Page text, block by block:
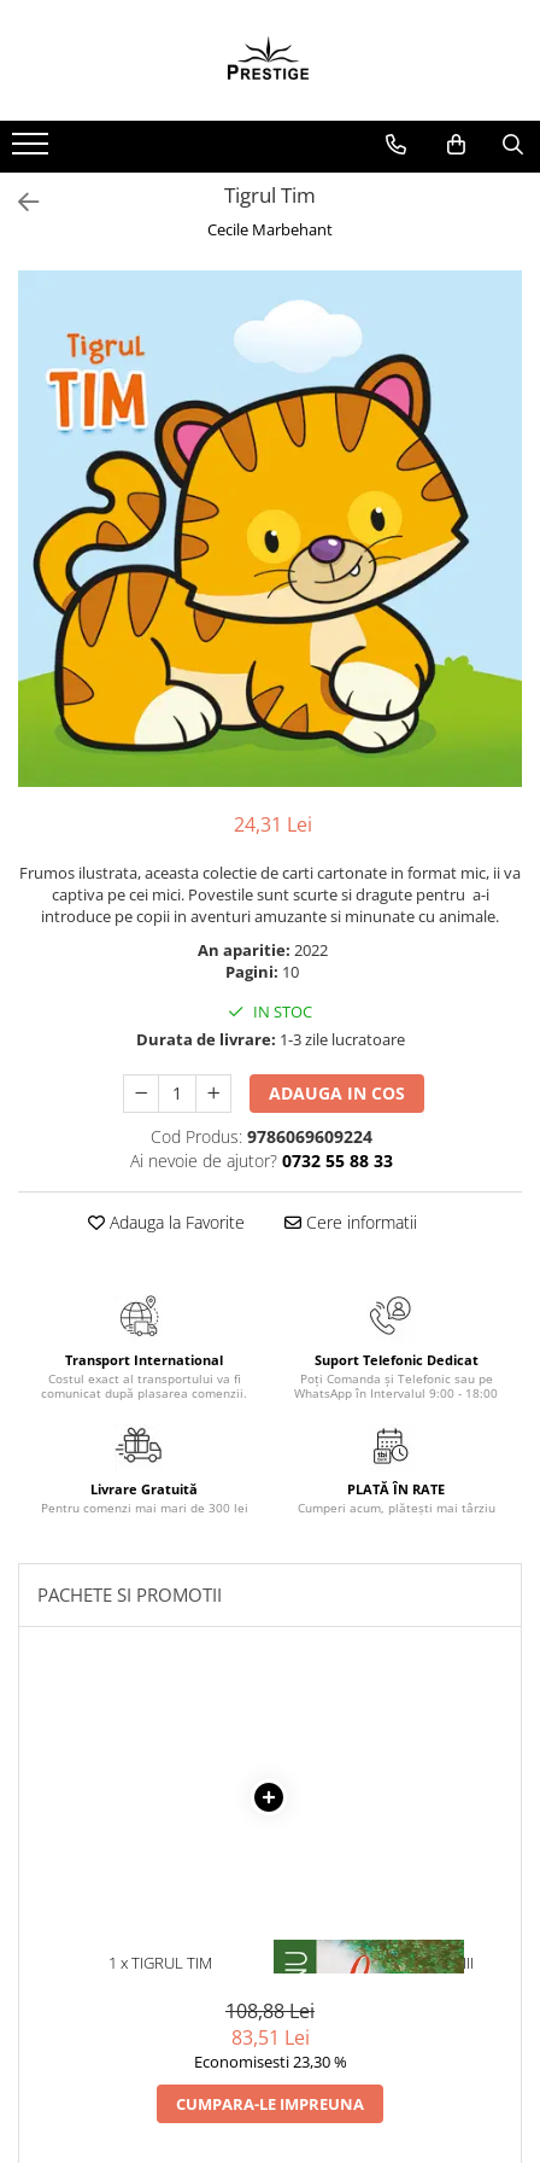
Noutati
Promotii
Pachete Speciale Carti
Spiritualitate - Ezoterism
Astrologie
Chiromantie
Dezvoltare Spirituala
KidConnection
Minte Corp
New Illuminati Files
Numerologie
Paranormal
Parapsihologie
Ramtha
Audiobook
ReConnect
SelfConnect
SelfHealing
Medicina & Farmacie
Medicina Pentru Toti
Starea de bine
Terapii Alternative
AudioBook
Biografii, Memorii, Jurnale
Carti erotice
Adult
Crime, Thriller, Mistery
Literatura Romana
SF & Fantasy
Birotica & Papetarie
Tigrul Tim
Cecile Marbehant
24,31 Lei
Frumos ilustrata, aceasta colectie de carti cartonate in format mic, ii va
captiva pe cei mici. Povestile sunt scurte si dragute pentru a-i
introduce pe copii in aventuri amuzante si minunate cu animale.
An aparitie: 2022
Pagini: 10
IN STOC
Durata de livrare: 1-3 zile lucratoare
ADAUGA IN COS
Cod Produs: 9786069609224
Ai nevoie de ajutor? 0732 55 88 33
Adauga la Favorite Cere informatii
Transport International
Costul exact al transportului va fi
comunicat după plasarea comenzii.
Suport Telefonic Dedicat
Poți Comanda și Telefonic sau pe
WhatsApp în Intervalul 9:00 - 18:00
Livrare Gratuită
Pentru comenzi mai mari de 300 lei
PLATĂ ÎN RATE
Cumperi acum, plătești mai târziu
PACHETE SI PROMOTII
1 x TIGRUL TIM 1 x LA MEDELENI - VOL. I-III
108,88 Lei
83,51 Lei
Economisesti 23,30 %
CUMPARA-LE IMPREUNA